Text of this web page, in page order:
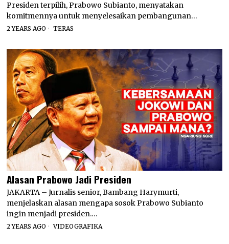
Presiden terpilih, Prabowo Subianto, menyatakan
komitmennya untuk menyelesaikan pembangunan…
2 YEARS AGO TERAS
Alasan Prabowo Jadi Presiden
JAKARTA – Jurnalis senior, Bambang Harymurti,
menjelaskan alasan mengapa sosok Prabowo Subianto
ingin menjadi presiden.…
2 YEARS AGO VIDEOGRAFIKA